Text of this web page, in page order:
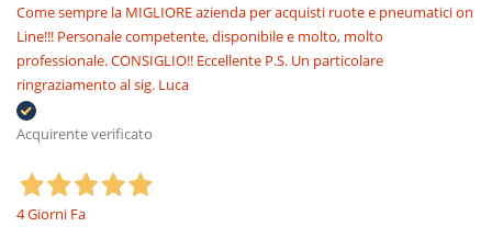
Come sempre la MIGLIORE azienda per acquisti ruote e pneumatici on
Line!!! Personale competente, disponibile e molto, molto
professionale. CONSIGLIO!! Eccellente P.S. Un particolare
ringraziamento al sig. Luca
Acquirente verificato
4 Giorni Fa